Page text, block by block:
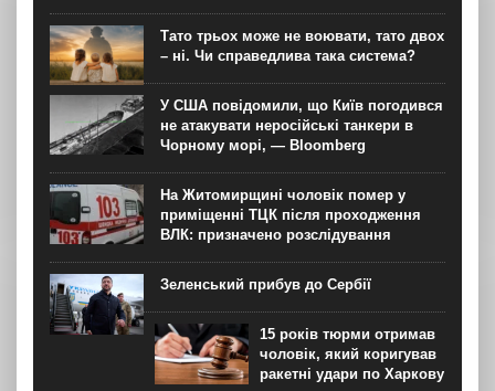
Тато трьох може не воювати, тато двох
– ні. Чи справедлива така система?
У США повідомили, що Київ погодився
не атакувати неросійські танкери в
Чорному морі, — Bloomberg
На Житомирщині чоловік помер у
приміщенні ТЦК після проходження
ВЛК: призначено розслідування
Зеленський прибув до Сербії
15 років тюрми отримав
чоловік, який коригував
ракетні удари по Харкову